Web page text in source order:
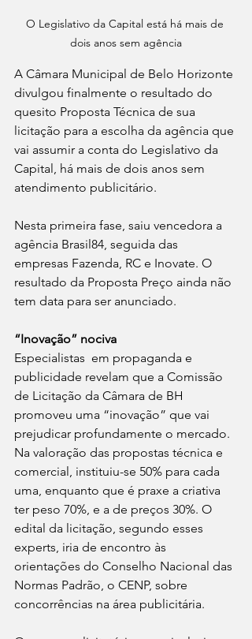
O Legislativo da Capital está há mais de
dois anos sem agência
A Câmara Municipal de Belo Horizonte
divulgou finalmente o resultado do
quesito Proposta Técnica de sua
licitação para a escolha da agência que
vai assumir a conta do Legislativo da
Capital, há mais de dois anos sem
atendimento publicitário.
Nesta primeira fase, saiu vencedora a
agência Brasil84, seguida das
empresas Fazenda, RC e Inovate. O
resultado da Proposta Preço ainda não
tem data para ser anunciado.
“Inovação” nociva
Especialistas  em propaganda e
publicidade revelam que a Comissão
de Licitação da Câmara de BH
promoveu uma “inovação” que vai
prejudicar profundamente o mercado.
Na valoração das propostas técnica e
comercial, instituiu-se 50% para cada
uma, enquanto que é praxe a criativa
ter peso 70%, e a de preços 30%. O
edital da licitação, segundo esses
experts, iria de encontro às
orientações do Conselho Nacional das
Normas Padrão, o CENP, sobre
concorrências na área publicitária.